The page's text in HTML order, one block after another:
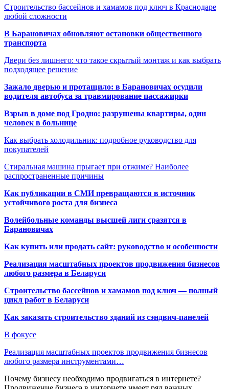
Строительство бассейнов и хамамов под ключ в Краснодаре
любой сложности
В Барановичах обновляют остановки общественного
транспорта
Двери без лишнего: что такое скрытый монтаж и как выбрать
подходящее решение
Зажало дверью и протащило: в Барановичах осудили
водителя автобуса за травмирование пассажирки
Взрыв в доме под Гродно: разрушены квартиры, один
человек в больнице
Как выбрать холодильник: подробное руководство для
покупателей
Стиральная машина прыгает при отжиме? Наиболее
распространенные причины
Как публикации в СМИ превращаются в источник
устойчивого роста для бизнеса
Волейбольные команды высшей лиги сразятся в
Барановичах
Как купить или продать сайт: руководство и особенности
Реализация масштабных проектов продвижения бизнесов
любого размера в Беларуси
Строительство бассейнов и хамамов под ключ — полный
цикл работ в Беларуси
Как заказать строительство зданий из сэндвич-панелей
В фокусе
Реализация масштабных проектов продвижения бизнесов
любого размера инструментами…
Почему бизнесу необходимо продвигаться в интернете?